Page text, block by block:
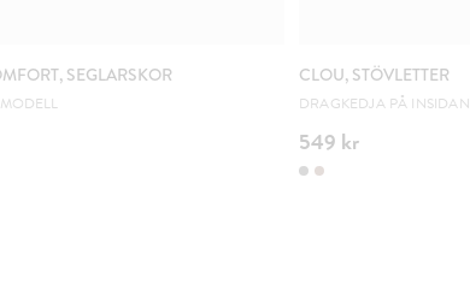
SEGLARSKOR CLOU, STÖVLETTER
DRAGKEDJA PÅ INSIDAN
549 kr